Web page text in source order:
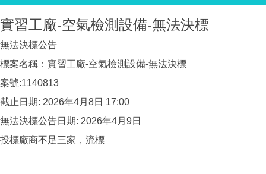
實習工廠-空氣檢測設備-無法決標
無法決標公告
標案名稱：實習工廠-空氣檢測設備-無法決標
案號:1140813
截止日期: 2026年4月8日 17:00
無法決標公告日期: 2026年4月9日
投標廠商不足三家，流標